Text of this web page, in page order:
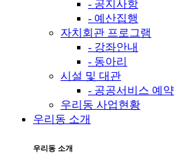
- 공지사항
- 예산집행
자치회관 프로그램
- 강좌안내
- 동아리
시설 및 대관
- 공공서비스 예약
우리동 사업현황
우리동 소개
우리동 소개